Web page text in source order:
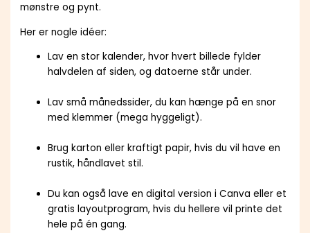
mønstre og pynt.
Her er nogle idéer:
Lav en stor kalender, hvor hvert billede fylder
halvdelen af siden, og datoerne står under.
Lav små månedssider, du kan hænge på en snor
med klemmer (mega hyggeligt).
Brug karton eller kraftigt papir, hvis du vil have en
rustik, håndlavet stil.
Du kan også lave en digital version i Canva eller et
gratis layoutprogram, hvis du hellere vil printe det
hele på én gang.